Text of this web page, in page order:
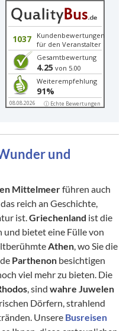
1037
Kundenbewertungen
für den Veranstalter
Gesamtbewertung
4.25 von 5.00
Weiterempfehlung
91%
08.08.2026 ⓘ Echte Bewertungen
und
Mittelmeerführen auch
reich an Geschichte,
ist.Griechenland ist die
bietet eine Fülle von
Athen, wo Sie die
Parthenon besichtigen
viel mehr zu bieten. Die
, sind wahre Juwelen
Dörfern, strahlend
Unsere Busreisen